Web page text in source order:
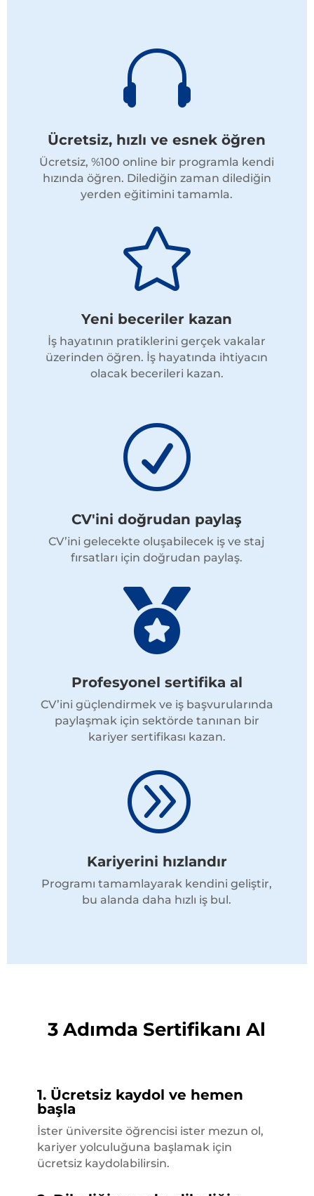

Ücretsiz, hızlı ve esnek öğren
Ücretsiz, %100 online bir programla kendi
hızında öğren. Dilediğin zaman dilediğin
yerden eğitimini tamamla.

Yeni beceriler kazan
İş hayatının pratiklerini gerçek vakalar
üzerinden öğren. İş hayatında ihtiyacın
olacak becerileri kazan.
R
CV'ini doğrudan paylaş
CV’ini gelecekte oluşabilecek iş ve staj
fırsatları için doğrudan paylaş.

Profesyonel sertifika al
CV’ini güçlendirmek ve iş başvurularında
paylaşmak için sektörde tanınan bir
kariyer sertifikası kazan.
A
Kariyerini hızlandır
Programı tamamlayarak kendini geliştir,
bu alanda daha hızlı iş bul.
3 Adımda Sertifikanı Al
1. Ücretsiz kaydol ve hemen
başla
İster üniversite öğrencisi ister mezun ol,
kariyer yolculuğuna başlamak için
ücretsiz kaydolabilirsin.